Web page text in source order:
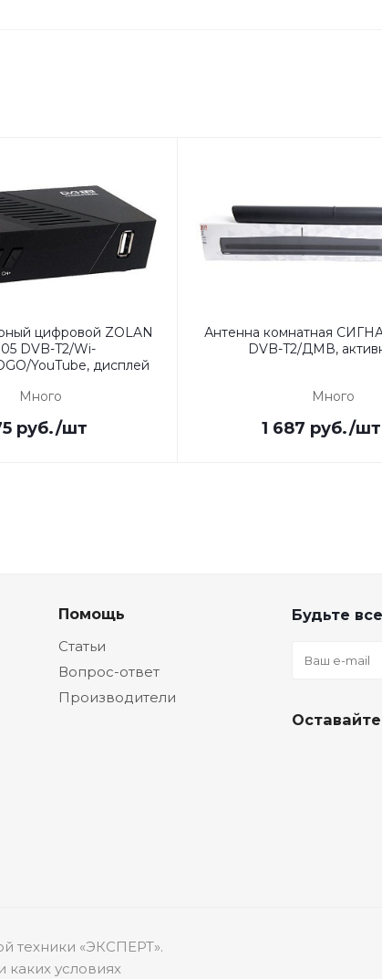
цифровой ZOLAN
DVB-T2/Wi-
YouTube, дисплей
Много
руб./шт
Антенна комнатная
DVB-T2/ДМВ,
Много
1 687 руб./шт
Помощь
Статьи
Вопрос-ответ
Производители
Будьте
техники «ЭКСПЕРТ».
условиях